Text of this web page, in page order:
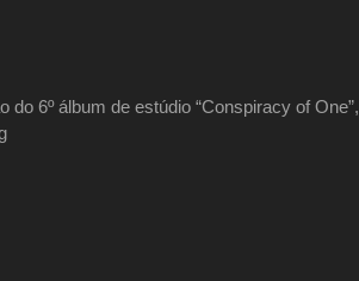
6º álbum de estúdio “Conspiracy of One”,